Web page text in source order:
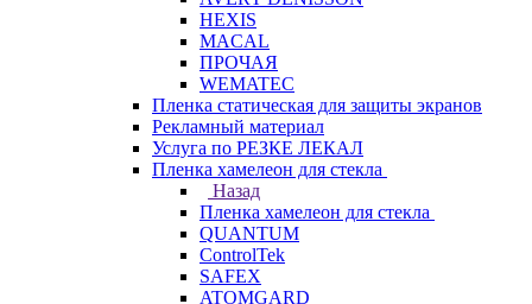
HEXIS
MACAL
ПРОЧАЯ
WEMATEC
Пленка статическая для защиты экранов
Рекламный материал
Услуга по РЕЗКЕ ЛЕКАЛ
Пленка хамелеон для стекла
Назад
Пленка хамелеон для стекла
QUANTUM
ControlTek
SAFEX
ATOMGARD